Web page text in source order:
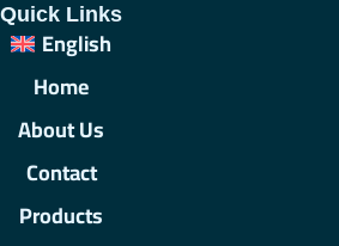
Quick Links
English
Home
About Us
Contact
Products